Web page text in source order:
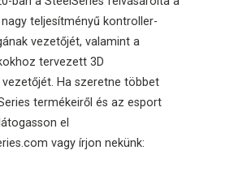
teljesítményű kontroller-
vezetőjét, valamint a
tervezett 3D
Ha szeretne többet
termékeiről és az esport
el
vagy írjon nekünk: